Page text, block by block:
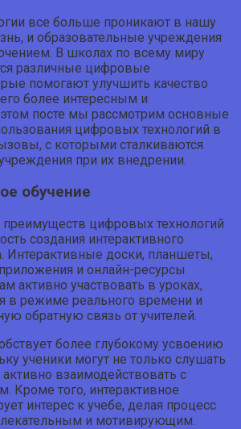
все больше проникают в нашу
и образовательные учреждения
В школах по всему миру
различные цифровые
помогают улучшить качество
более интересным и
посте мы рассмотрим основные
цифровых технологий в
с которыми сталкиваются
при их внедрении.
обучение
цифровых технологий
создания интерактивного
Интерактивные доски, планшеты,
и онлайн-ресурсы
активно участвовать в уроках,
в режиме реального времени и
обратную связь от учителей.
более глубокому усвоению
ученики могут не только слушать
взаимодействовать с
Кроме того, интерактивное
интерес к учебе, делая процесс
и мотивирующим.